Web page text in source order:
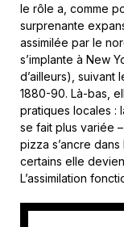
le rôle a, comme
surprenante
assimilée par le
s’implante à New
d’ailleurs), suivant
1880-90. Là-bas,
pratiques locales :
se fait plus variée
pizza s’ancre
certains elle
L’assimilation